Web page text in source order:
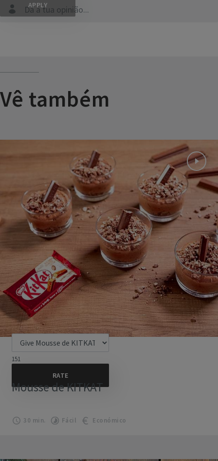
Dá a tua opinião...
Vê também
151
Mousse de KITKAT
30 min. Fácil Económico